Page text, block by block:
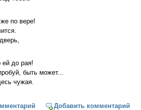
по вере!
до рая!
быть может...
чужая.
девка в шелках и монистах...
Добавить комментарий